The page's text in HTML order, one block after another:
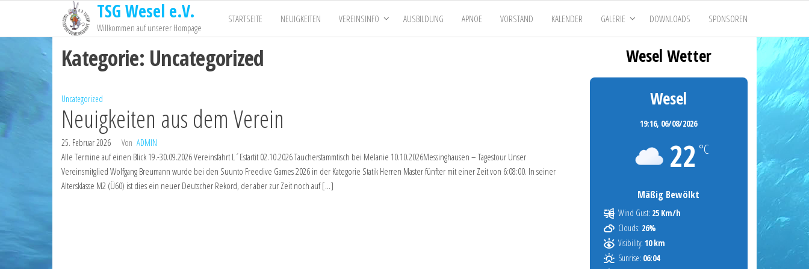
TSG Wesel e.V.
Willkommen auf unserer Hompage
STARTSEITE NEUIGKEITEN VEREINSINFO AUSBILDUNG APNOE VORSTAND KALENDER GALERIE DOWNLOADS SPONSOREN
Kategorie: Uncategorized
Uncategorized
Neuigkeiten aus dem Verein
25. Februar 2026 Von ADMIN
Alle Termine auf einen Blick 19.-30.09.2026 Vereinsfahrt L´Estartit 02.10.2026 Taucherstammtisch bei Melanie 10.10.2026Messinghausen – Tagestour Unser
Vereinsmitglied Wolfgang Breumann wurde bei den Suunto Freedive Games 2026 in der Kategorie Statik Herren Master fünfter mit einer Zeit von 6:08:00. In seiner
Altersklasse M2 (Ü60) ist dies ein neuer Deutscher Rekord, der aber zur Zeit noch auf […]
Wesel Wetter
Wesel
19:16, 06/08/2026
22 °C
Mäßig Bewölkt
Wind Gust: 25 Km/h
Clouds: 26%
Visibility: 10 km
Sunrise: 06:04